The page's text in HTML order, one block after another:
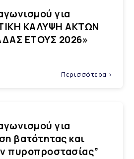
για
ΚΑΛΥΨΗ ΑΚΤΩΝ
ΕΤΟΥΣ 2026»
Περισσότερα >
για
βατότητας και
πυροπροστασίας”